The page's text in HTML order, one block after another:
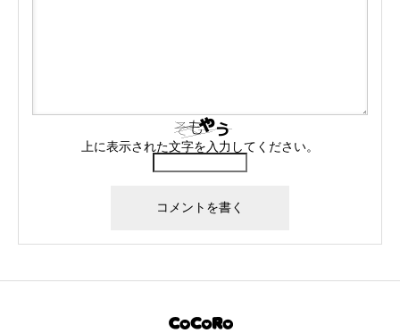
上に表示された文字を入力してください。